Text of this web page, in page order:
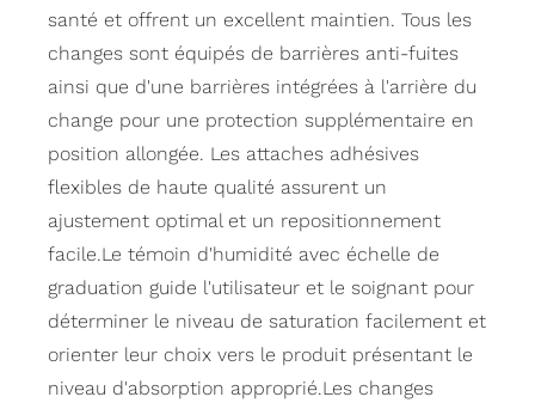
santé et offrent un excellent maintien. Tous les
changes sont équipés de barrières anti-fuites
ainsi que d'une barrières intégrées à l'arrière du
change pour une protection supplémentaire en
position allongée. Les attaches adhésives
flexibles de haute qualité assurent un
ajustement optimal et un repositionnement
facile.Le témoin d'humidité avec échelle de
graduation guide l'utilisateur et le soignant pour
déterminer le niveau de saturation facilement et
orienter leur choix vers le produit présentant le
niveau d'absorption approprié.Les changes